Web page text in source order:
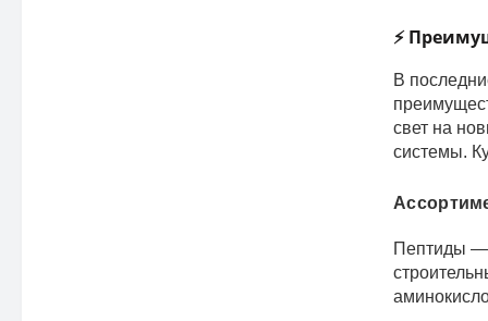
⚡
В
свет на
системы.
Пептиды —